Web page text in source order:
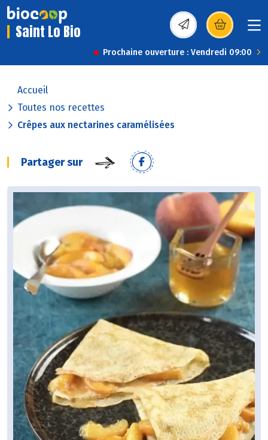
Saint Lo Bio (s’ouvre dans une
Prochaine ouverture : Vendredi 09:00
Accueil
Toutes nos recettes
Crêpes aux nectarines caramélisées
Partager sur